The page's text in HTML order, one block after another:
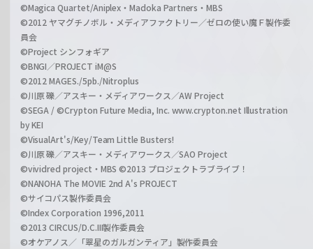
©Magica Quartet/Aniplex・Madoka Partners・MBS
©2012 ヤマグチノボル・メディアファクトリー／ゼロの使い魔Ｆ製作委
員会
©Project シンフォギア
©BNGI／PROJECT iM@S
©2012 MAGES./5pb./Nitroplus
©川原 礫／アスキー・メディアワークス／AW Project
©SEGA / ©Crypton Future Media, Inc. www.crypton.net Illustration
by KEI
©VisualArt's/Key/Team Little Busters!
©川原 礫／アスキー・メディアワークス／SAO Project
©vividred project・MBS ©2013 プロジェクトラブライブ！
©NANOHA The MOVIE 2nd A's PROJECT
©サイコパス製作委員会
©Index Corporation 1996,2011
©2013 CIRCUS/D.C.III製作委員会
©オケアノス／「翠星のガルガンティア」製作委員会